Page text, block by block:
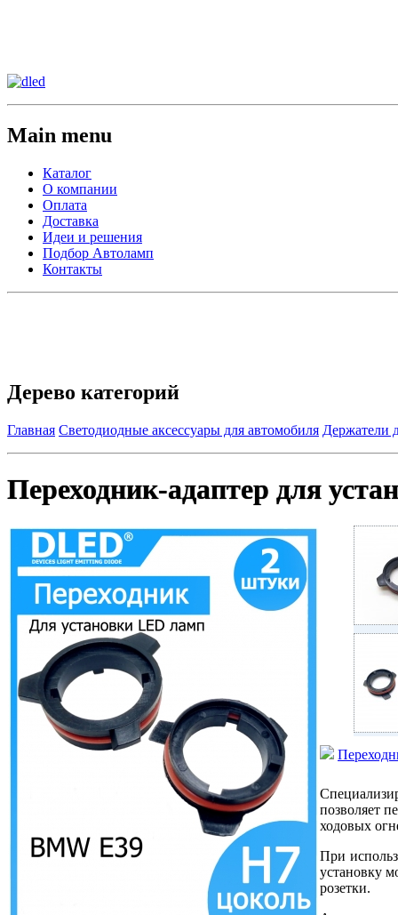
Main menu
Каталог
О компании
Оплата
Доставка
Идеи и решения
Подбор Автоламп
Контакты
Дерево категорий
Главная Светодиодные аксессуары для автомобиля Держатели
Переходник-адаптер для
позволяет
ходовых
При
установку
розетки.